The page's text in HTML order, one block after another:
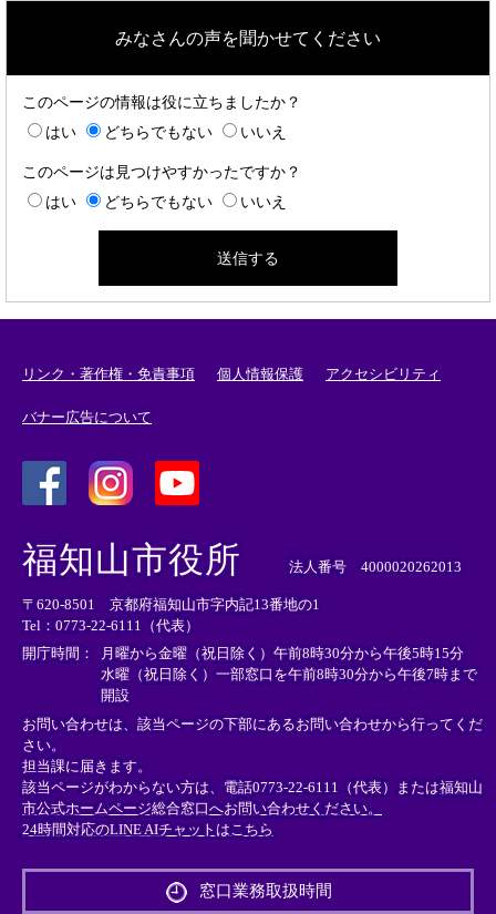
みなさんの声を聞かせてください
このページの情報は役に立ちましたか？
はい
どちらでもない いいえ
このページは見つけやすかったですか？
はい
どちらでもない いいえ
リンク・著作権・免責事項 個人情報保護 アクセシビリティ
バナー広告について
外
部
リ
ン
ク
＞
外
リ
ン
ク
＞
外
部
ン
ク
＞
福知山市役所 法人番号 4000020262013
〒620-8501 京都府福知山市字内記13番地の1
Tel：0773-22-6111（代表）
開庁時間：
月曜から金曜（祝日除く）午前8時30分から午後5時15分
水曜（祝日除く）一部窓口を午前8時30分から午後7時まで
開設
お問い合わせは、該当ページの下部にあるお問い合わせから行ってくだ
さい。
担当課に届きます。
該当ページがわからない方は、電話0773-22-6111（代表）または福知山
市公式ホームページ総合窓口へお問い合わせください。
24時間対応のLINE AIチャットはこちら
外
窓口業務取扱時間